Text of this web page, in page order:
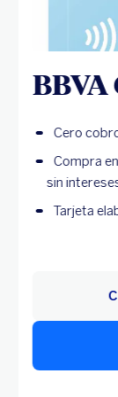
BBVA
Cero
Compra
sin
Tarjeta